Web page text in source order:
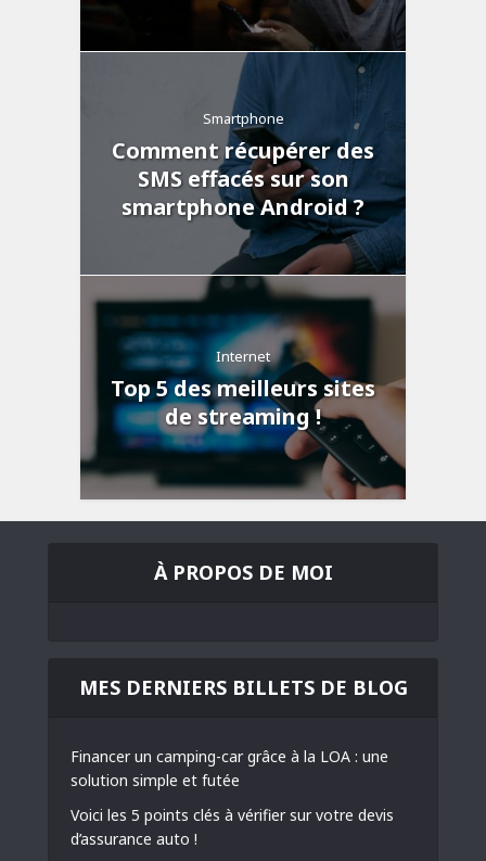
Smartphone
Comment récupérer des
SMS effacés sur son
smartphone Android ?
Internet
Top 5 des meilleurs sites
de streaming !
À PROPOS DE MOI
MES DERNIERS BILLETS DE BLOG
Financer un camping-car grâce à la LOA : une
solution simple et futée
Voici les 5 points clés à vérifier sur votre devis
d’assurance auto !